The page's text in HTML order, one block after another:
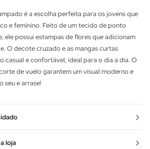
é a escolha perfeita para os jovens que
e feminino. Feito de um tecido de ponto
ele possui estampas de flores que adicionam
O decote cruzado e as mangas curtas
casual e confortável, ideal para o dia a dia. O
de vuelo garantem um visual moderno e
seu e arrase!
loja